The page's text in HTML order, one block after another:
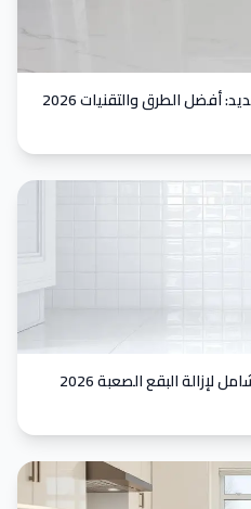
أفضل الطرق والتقنيات 2026
لإزالة البقع الصعبة 2026